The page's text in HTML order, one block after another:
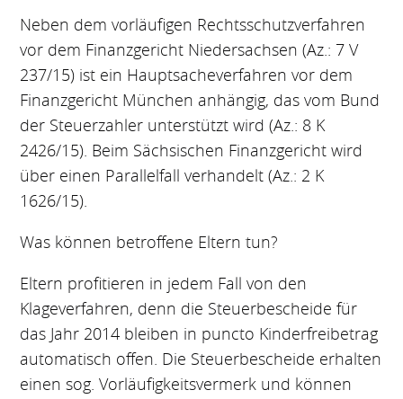
Neben dem vorläufigen Rechtsschutzverfahren
vor dem Finanzgericht Niedersachsen (Az.: 7 V
237/15) ist ein Hauptsacheverfahren vor dem
Finanzgericht München anhängig, das vom Bund
der Steuerzahler unterstützt wird (Az.: 8 K
2426/15). Beim Sächsischen Finanzgericht wird
über einen Parallelfall verhandelt (Az.: 2 K
1626/15).
Was können betroffene Eltern tun?
Eltern profitieren in jedem Fall von den
Klageverfahren, denn die Steuerbescheide für
das Jahr 2014 bleiben in puncto Kinderfreibetrag
automatisch offen. Die Steuerbescheide erhalten
einen sog. Vorläufigkeitsvermerk und können